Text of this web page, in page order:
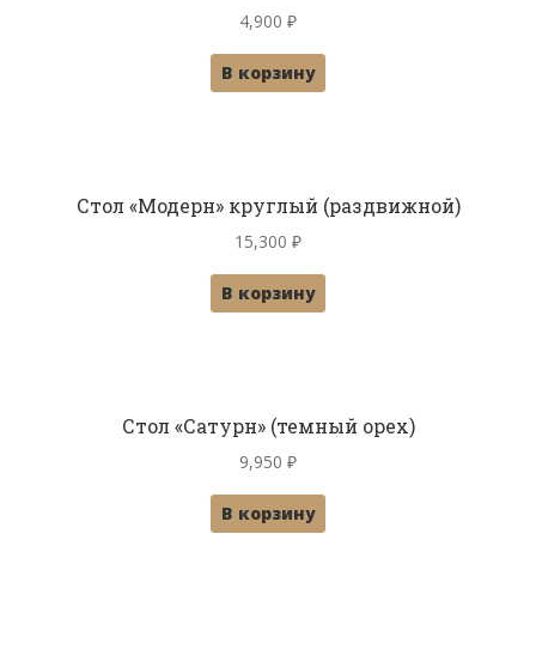
4,900 ₽
В корзину
Стол «Модерн» круглый (раздвижной)
15,300 ₽
В корзину
Стол «Сатурн» (темный орех)
9,950 ₽
В корзину